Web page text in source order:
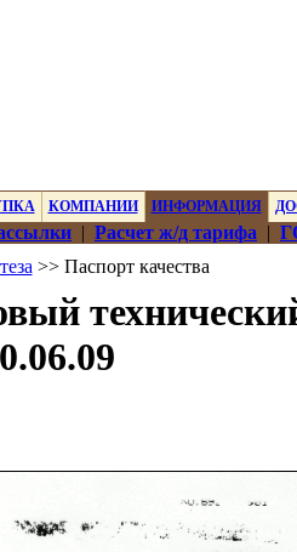
КОМПАНИИ ИНФОРМАЦИЯ
| Расчет ж/д тарифа |
>> Паспорт качества